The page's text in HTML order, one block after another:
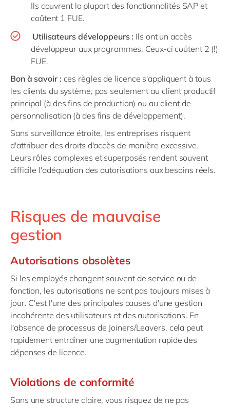
Ils couvrent la plupart des fonctionnalités SAP et
coûtent 1 FUE.
Utilisateurs développeurs : Ils ont un accès
développeur aux programmes. Ceux-ci coûtent 2 (!)
FUE.
Bon à savoir : ces règles de licence s'appliquent à tous
les clients du système, pas seulement au client productif
principal (à des fins de production) ou au client de
personnalisation (à des fins de développement).
Sans surveillance étroite, les entreprises risquent
d'attribuer des droits d'accès de manière excessive.
Leurs rôles complexes et superposés rendent souvent
difficile l'adéquation des autorisations aux besoins réels.
Risques de mauvaise
gestion
Autorisations obsolètes
Si les employés changent souvent de service ou de
fonction, les autorisations ne sont pas toujours mises à
jour. C'est l'une des principales causes d'une gestion
incohérente des utilisateurs et des autorisations. En
l'absence de processus de Joiners/Leavers, cela peut
rapidement entraîner une augmentation rapide des
dépenses de licence.
Violations de conformité
Sans une structure claire, vous risquez de ne pas